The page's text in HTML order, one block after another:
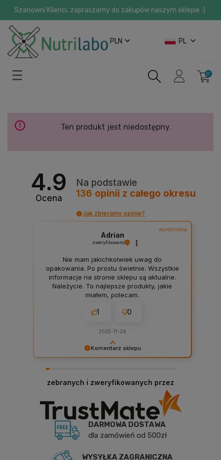
Szanowni Klienci, zapraszamy do zakupów naszym sklepie :)
PLN PL
Ten produkt jest niedostępny.
4.9
Ocena
Na podstawie
136 opinii z całego okresu
Jak zbieramy opinie?
Komentarz sklepu
doświadczeniem. Jesteśmy szczęśliwi, że mamy
takich klientów. Z pozdrowieniami, obsługa
sklepu.
wyróżniona
Adrian
zweryfikowano
Nie mam jakichkolwiek uwag do
opakowania. Po prostu świetnie. Wszystkie
informacje na stronie sklepu są aktualne.
Należycie. To najlepsze produkty, jakie
miałem, polecam.
1 0
2025-11-26
zebranych i zweryfikowanych przez
DARMOWA DOSTAWA
dla zamówień od 500zł
WYSYŁKA ZAGRANICZNA